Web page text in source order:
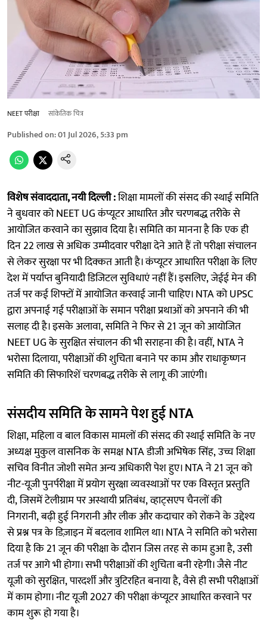
NEET परीक्षा सांकेतिक चित्र
Published on:01 Jul 2026, 5:33 pm
विशेष संवाददाता, नयी दिल्ली :शिक्षा मामलों की संसद की स्थाई समिति
ने बुधवार को NEET UG कंप्यूटर आधारित और चरणबद्ध तरीके से
आयोजित करवाने का सुझाव दिया है। समिति का मानना है कि एक ही
दिन 22 लाख से अधिक उम्मीदवार परीक्षा देने आते हैं तो परीक्षा संचालन
से लेकर सुरक्षा पर भी दिक्कत आती है। कंप्यूटर आधारित परीक्षा के लिए
देश में पर्याप्त बुनियादी डिजिटल सुविधाएं नहीं हैं। इसलिए, जेईई मेन की
तर्ज पर कई शिफ्टों में आयोजित करवाई जानी चाहिए। NTA को UPSC
द्वारा अपनाई गई परीक्षाओं के समान परीक्षा प्रथाओं को अपनाने की भी
सलाह दी है। इसके अलावा, समिति ने फिर से 21 जून को आयोजित
NEET UG के सुरक्षित संचालन की भी सराहना की है। वहीं, NTA ने
भरोसा दिलाया, परीक्षाओं की शुचिता बनाने पर काम और राधाकृष्णन
समिति की सिफारिशें चरणबद्ध तरीके से लागू की जाएंगी।
संसदीय समिति के सामने पेश हुई NTA
शिक्षा, महिला व बाल विकास मामलों की संसद की स्थाई समिति के नए
अध्यक्ष मुकुल वासनिक के समक्ष NTA डीजी अभिषेक सिंह, उच्च शिक्षा
सचिव विनीत जोशी समेत अन्य अधिकारी पेश हुए। NTA ने 21 जून को
नीट-यूजी पुनर्परीक्षा में प्रयोग सुरक्षा व्यवस्थाओं पर एक विस्तृत प्रस्तुति
दी, जिसमें टेलीग्राम पर अस्थायी प्रतिबंध, व्हाट्सएप चैनलों की
निगरानी, बढ़ी हुई निगरानी और लीक और कदाचार को रोकने के उद्देश्य
से प्रश्न पत्र के डिज़ाइन में बदलाव शामिल था। NTA ने समिति को भरोसा
दिया है कि 21 जून की परीक्षा के दौरान जिस तरह से काम हुआ है, उसी
तर्ज पर आगे भी होगा। सभी परीक्षाओं की शुचिता बनी रहेगी। जैसे नीट
यूजी को सुरक्षित, पारदर्शी और त्रुटिरहित बनाया है, वैसे ही सभी परीक्षाओं
में काम होगा। नीट यूजी 2027 की परीक्षा कंप्यूटर आधारित करवाने पर
काम शुरू हो गया है।